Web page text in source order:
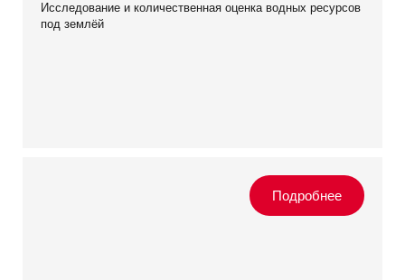
Исследование и количественная оценка водных ресурсов
под землёй